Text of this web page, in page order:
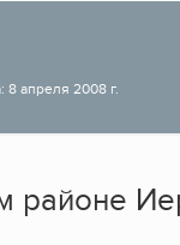
8 апреля 2008 г.
районе